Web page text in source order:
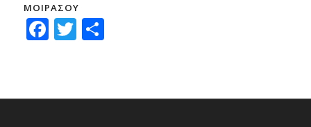
ΜΟΙΡΑΣΟΥ
Facebook
Twitter
Μοιραστείτε